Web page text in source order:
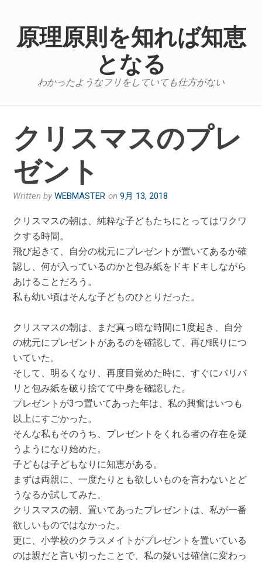
content原理原則を知れば知恵
となる
わかったようなフリをしていても仕方がない
クリスマスのプレ
ゼント
Written byWEBMASTER on9月 13, 2018
クリスマスの朝は、純粋な子どもたちにとってはワクワ
クする時間。
飛び起きて、自分の枕元にプレゼントが置いてあるか確
認し、何が入っているのかと包み紙をドキドキしながら
あけることだろう。
私も幼い頃はそんな子どものひとりだった。
クリスマスの朝は、まだ真っ暗な時間に1度起き、自分
の枕元にプレゼントがあるのを確認して、再び眠りにつ
いていた。
そして、明るくなり、再度目覚めた時に、すぐにバリバ
リと包み紙を破り捨てて中身を確認した。
プレゼントが3つ置いてあった年は、私の興奮はいつも
以上にすごかった。
そんな私もそのうち、プレゼントをくれる者の存在を疑
うようになり始めた。
子どもは子どもなりに知恵がある。
まずは両親に、一度たりとも欲しいものを言わないとど
うなるか試してみた。
クリスマスの朝、置いてあったプレゼントは、私が一番
欲しいものではなかった。
更に、小学校のクラスメイトがプレゼントを置いている
のは親だと言い切ったことで、私の疑いは確信に変わっ